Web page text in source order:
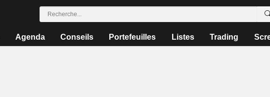
Agenda Conseils Portefeuilles Listes Trading